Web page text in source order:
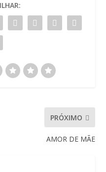
PRÓXIMO
AMOR DE MÃE